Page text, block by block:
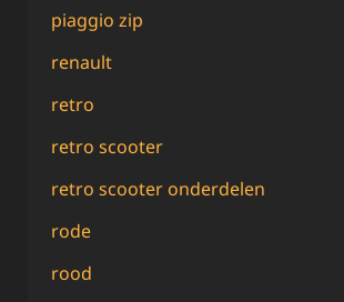
piaggio zip
renault
retro
retro scooter
retro scooter onderdelen
rode
rood